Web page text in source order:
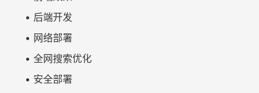
• 后端开发
• 网络部署
• 全网搜索优化
• 安全部署